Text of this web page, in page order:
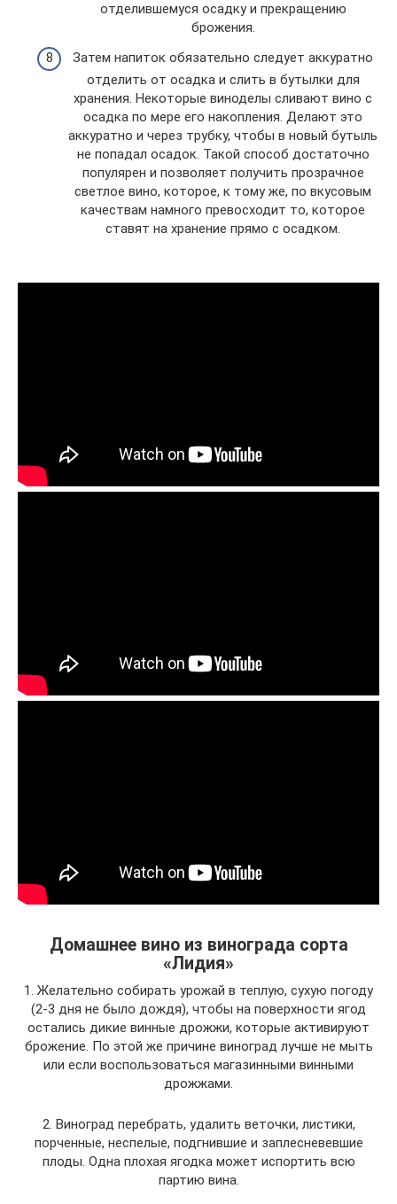
отделившемуся осадку и прекращению
брожения.
Затем напиток обязательно следует аккуратно
отделить от осадка и слить в бутылки для
хранения. Некоторые виноделы сливают вино с
осадка по мере его накопления. Делают это
аккуратно и через трубку, чтобы в новый бутыль
не попадал осадок. Такой способ достаточно
популярен и позволяет получить прозрачное
светлое вино, которое, к тому же, по вкусовым
качествам намного превосходит то, которое
ставят на хранение прямо с осадком.
Домашнее вино из винограда сорта
«Лидия»
1. Желательно собирать урожай в теплую, сухую погоду
(2-3 дня не было дождя), чтобы на поверхности ягод
остались дикие винные дрожжи, которые активируют
брожение. По этой же причине виноград лучше не мыть
или если воспользоваться магазинными винными
дрожжами.
2. Виноград перебрать, удалить веточки, листики,
порченные, неспелые, подгнившие и заплесневевшие
плоды. Одна плохая ягодка может испортить всю
партию вина.